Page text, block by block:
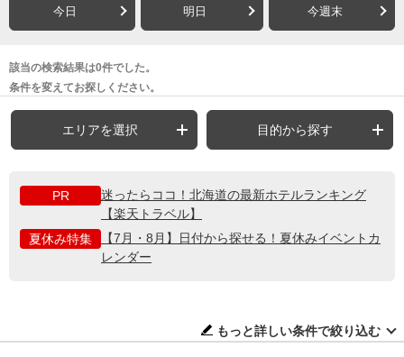
今日 明日 今週末
該当の検索結果は0件でした。
条件を変えてお探しください。
エリアを選択 目的から探す
PR
迷ったらココ！北海道の最新ホテルランキング
【楽天トラベル】
夏休み特集
【7月・8月】日付から探せる！夏休みイベントカ
レンダー
もっと詳しい条件で絞り込む